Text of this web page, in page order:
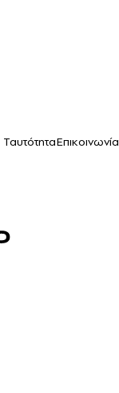
ΤαυτότηταΕπικοινωνία